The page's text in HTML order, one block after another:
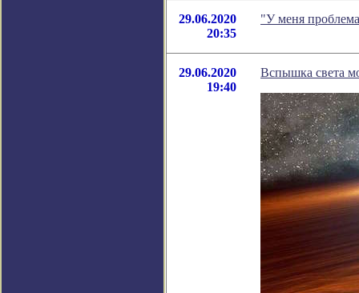
29.06.2020
20:35
"У меня
29.06.2020
19:40
Вспышка света